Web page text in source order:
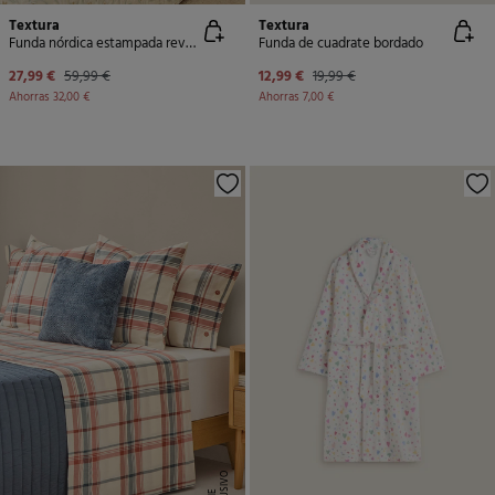
Textura
Funda nórdica estampada reversible
27,99 € 59,99 €
Ahorras 32,00 €
Textura
Funda de cuadrate bordado
12,99 € 19,99 €
Ahorras 7,00 €